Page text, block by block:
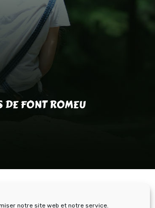
notre site web et notre service.
DE FONT ROMEU